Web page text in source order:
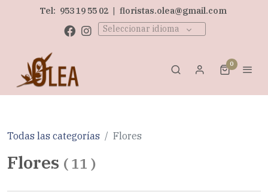
Tel: 953 19 55 02 | floristas.olea@gmail.com
Seleccionar idioma
0
Todas las categorías Flores
Flores ( 11 )